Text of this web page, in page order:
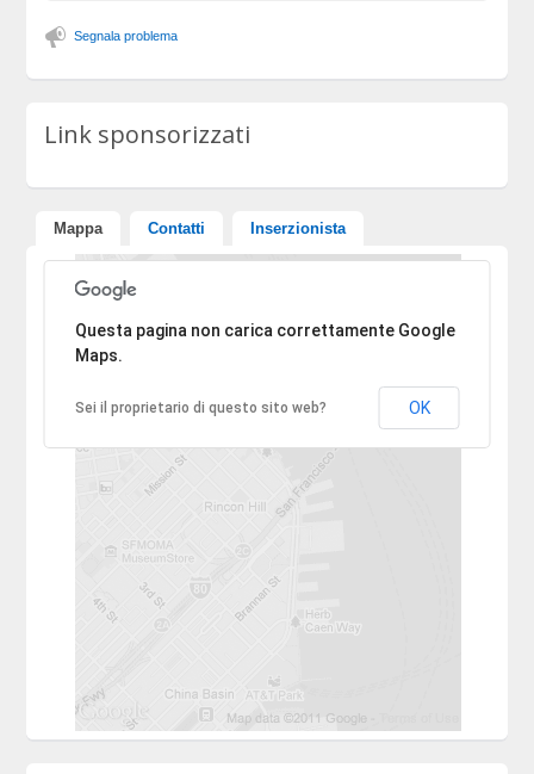
Segnala problema
Link sponsorizzati
Mappa Contatti Inserzionista
Ci dispiace, l'indirizzo non è stato trovato.
Questa pagina non carica correttamente Google
Maps.
Sei il proprietario di questo sito web? OK